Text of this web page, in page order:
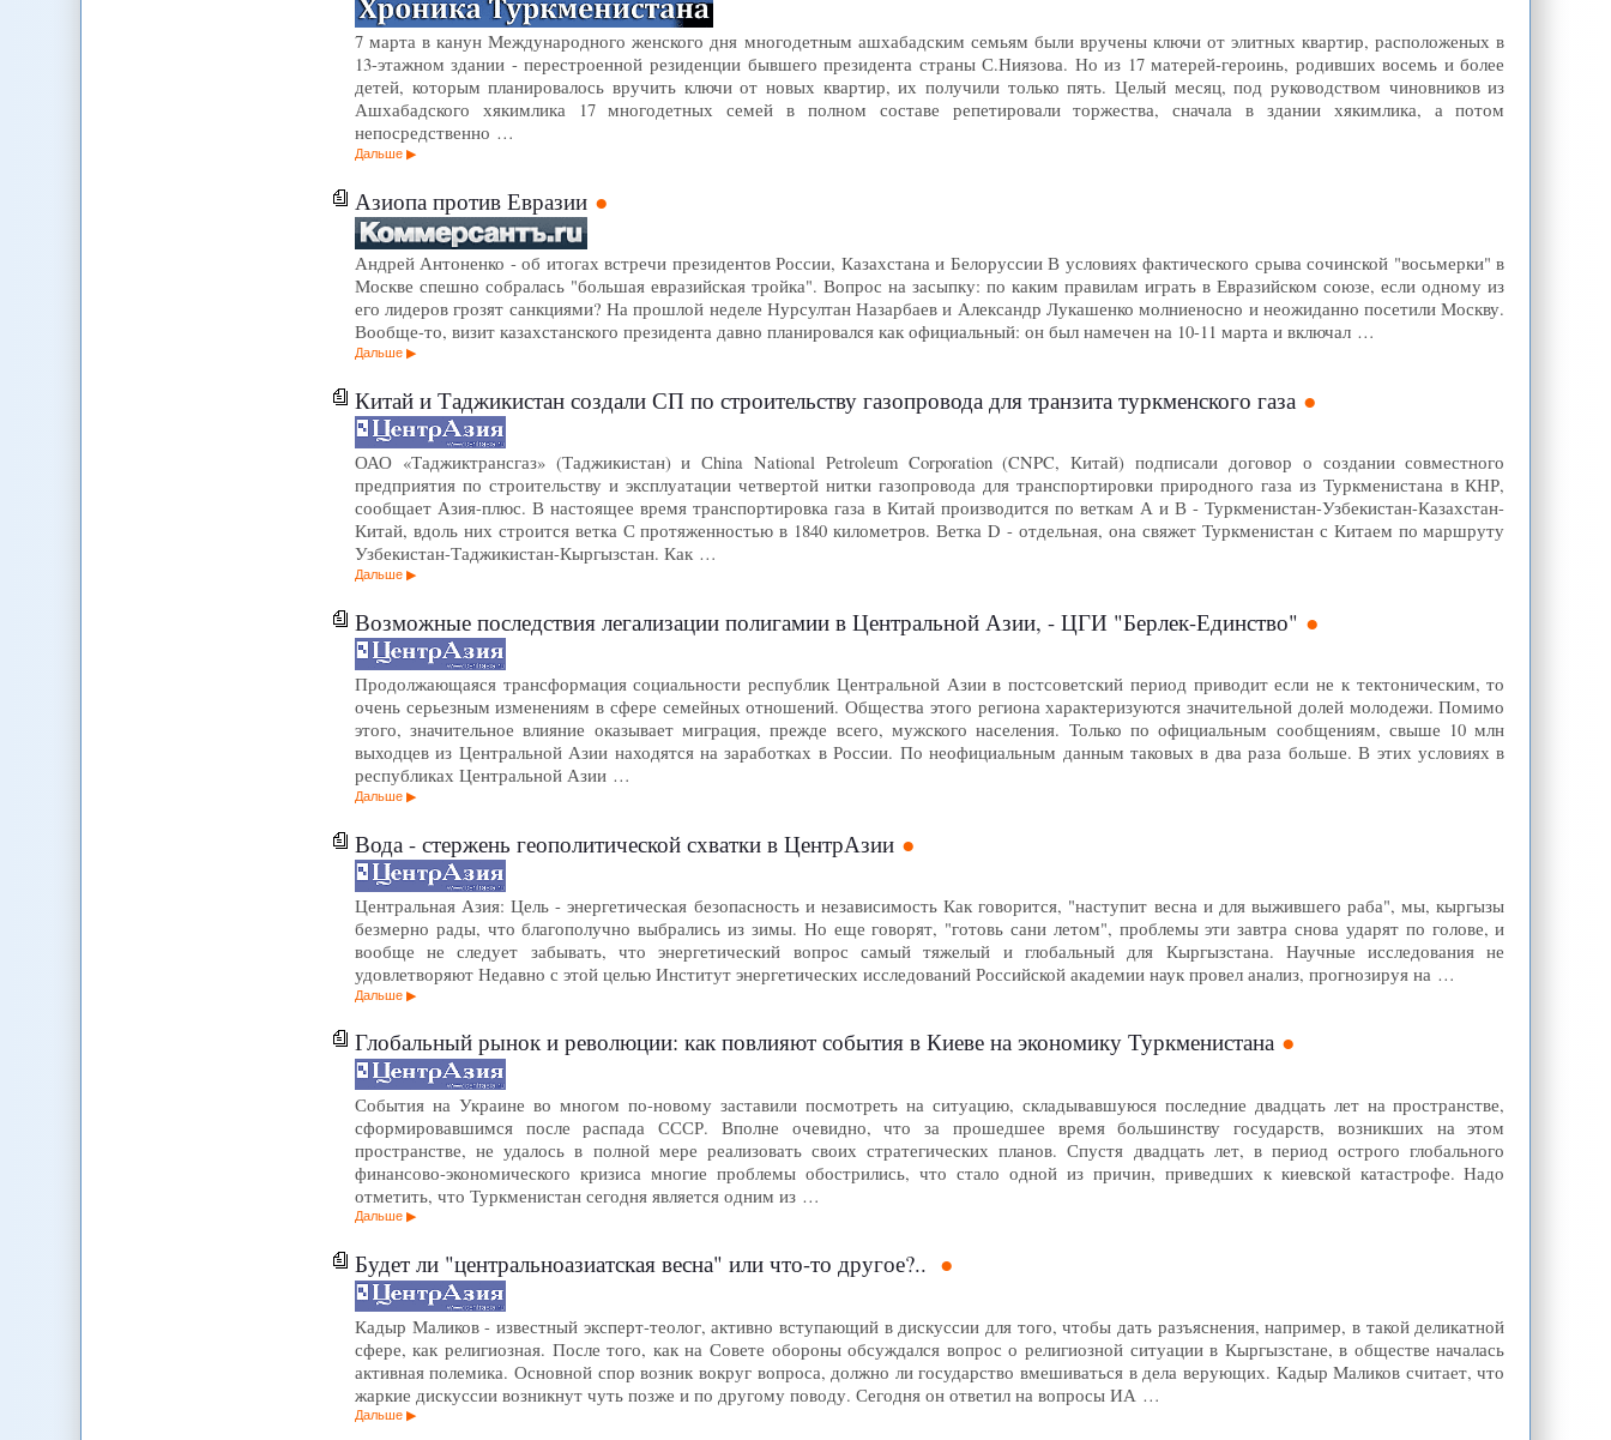
7 марта в канун Международного женского дня многодетным ашхабадским семьям были вручены ключи от элитных квартир, расположеных в
13-этажном здании - перестроенной резиденции бывшего президента страны С.Ниязова. Но из 17 матерей-героинь, родивших восемь и более
детей, которым планировалось вручить ключи от новых квартир, их получили только пять. Целый месяц, под руководством чиновников из
Ашхабадского хякимлика 17 многодетных семей в полном составе репетировали торжества, сначала в здании хякимлика, а потом
непосредственно …
Дальше
Азиопа против Евразии
Андрей Антоненко - об итогах встречи президентов России, Казахстана и Белоруссии В условиях фактического срыва сочинской "восьмерки" в
Москве спешно собралась "большая евразийская тройка". Вопрос на засыпку: по каким правилам играть в Евразийском союзе, если одному из
его лидеров грозят санкциями? На прошлой неделе Нурсултан Назарбаев и Александр Лукашенко молниеносно и неожиданно посетили Москву.
Вообще-то, визит казахстанского президента давно планировался как официальный: он был намечен на 10-11 марта и включал …
Дальше
Китай и Таджикистан создали СП по строительству газопровода для транзита туркменского газа
ОАО «Таджиктрансгаз» (Таджикистан) и Сhina National Petroleum Corporation (CNPC, Китай) подписали договор о создании совместного
предприятия по строительству и эксплуатации четвертой нитки газопровода для транспортировки природного газа из Туркменистана в КНР,
сообщает Азия-плюс. В настоящее время транспортировка газа в Китай производится по веткам А и В - Туркменистан-Узбекистан-Казахстан-
Китай, вдоль них строится ветка С протяженностью в 1840 километров. Ветка D - отдельная, она свяжет Туркменистан с Китаем по маршруту
Узбекистан-Таджикистан-Кыргызстан. Как …
Дальше
Возможные последствия легализации полигамии в Центральной Азии, - ЦГИ "Берлек-Единство"
Продолжающаяся трансформация социальности республик Центральной Азии в постсоветский период приводит если не к тектоническим, то
очень серьезным изменениям в сфере семейных отношений. Общества этого региона характеризуются значительной долей молодежи. Помимо
этого, значительное влияние оказывает миграция, прежде всего, мужского населения. Только по официальным сообщениям, свыше 10 млн
выходцев из Центральной Азии находятся на заработках в России. По неофициальным данным таковых в два раза больше. В этих условиях в
республиках Центральной Азии …
Дальше
Вода - стержень геополитической схватки в ЦентрАзии
Центральная Азия: Цель - энергетическая безопасность и независимость Как говорится, "наступит весна и для выжившего раба", мы, кыргызы
безмерно рады, что благополучно выбрались из зимы. Но еще говорят, "готовь сани летом", проблемы эти завтра снова ударят по голове, и
вообще не следует забывать, что энергетический вопрос самый тяжелый и глобальный для Кыргызстана. Научные исследования не
удовлетворяют Недавно с этой целью Институт энергетических исследований Российской академии наук провел анализ, прогнозируя на …
Дальше
Глобальный рынок и революции: как повлияют события в Киеве на экономику Туркменистана
События на Украине во многом по-новому заставили посмотреть на ситуацию, складывавшуюся последние двадцать лет на пространстве,
сформировавшимся после распада СССР. Вполне очевидно, что за прошедшее время большинству государств, возникших на этом
пространстве, не удалось в полной мере реализовать своих стратегических планов. Спустя двадцать лет, в период острого глобального
финансово-экономического кризиса многие проблемы обострились, что стало одной из причин, приведших к киевской катастрофе. Надо
отметить, что Туркменистан сегодня является одним из …
Дальше
Будет ли "центральноазиатская весна" или что-то другое?..
Кадыр Маликов - известный эксперт-теолог, активно вступающий в дискуссии для того, чтобы дать разъяснения, например, в такой деликатной
сфере, как религиозная. После того, как на Совете обороны обсуждался вопрос о религиозной ситуации в Кыргызстане, в обществе началась
активная полемика. Основной спор возник вокруг вопроса, должно ли государство вмешиваться в дела верующих. Кадыр Маликов считает, что
жаркие дискуссии возникнут чуть позже и по другому поводу. Сегодня он ответил на вопросы ИА …
Дальше